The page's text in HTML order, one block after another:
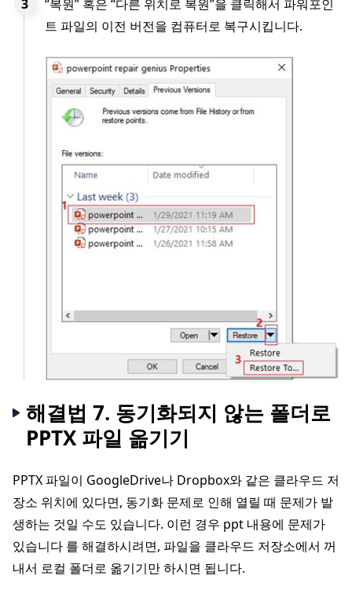
“복원” 혹은 “다른 위치로 복원”을 클릭해서 파워포인
트 파일의 이전 버전을 컴퓨터로 복구시킵니다.
해결법 7. 동기화되지 않는 폴더로
PPTX 파일 옮기기
PPTX 파일이 GoogleDrive나 Dropbox와 같은 클라우드 저
장소 위치에 있다면, 동기화 문제로 인해 열릴 때 문제가 발
생하는 것일 수도 있습니다. 이런 경우 ppt 내용에 문제가
있습니다 를 해결하시려면, 파일을 클라우드 저장소에서 꺼
내서 로컬 폴더로 옮기기만 하시면 됩니다.